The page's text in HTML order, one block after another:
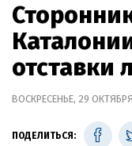
отставки
ВОСКРЕСЕНЬЕ, 29 ОКТЯБРЯ
ПОДЕЛИТЬСЯ: